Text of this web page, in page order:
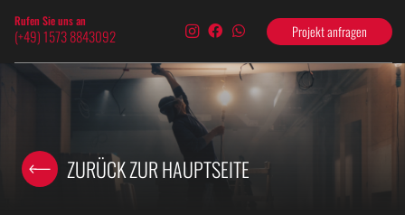
Rufen Sie uns an
(+49) 1573 8843092 Projekt anfragen
ZURÜCK ZUR HAUPTSEITE